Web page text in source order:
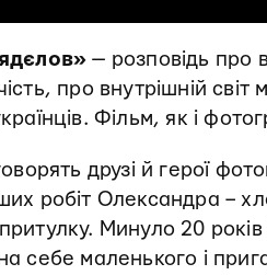
— розповідь про
про внутрішній
Фільм, як і
друзі й герої
робіт Олександра –
Минуло 20 років
себе маленького і